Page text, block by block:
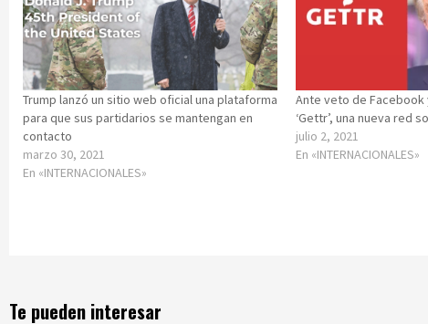
Trump lanzó un sitio web oficial una plataforma
para que sus partidarios se mantengan en
contacto
marzo 30, 2021
En «INTERNACIONALES»
Ante veto de Facebook
‘Gettr’, una nueva red
julio 2, 2021
En «INTERNACIONALES»
Te pueden interesar